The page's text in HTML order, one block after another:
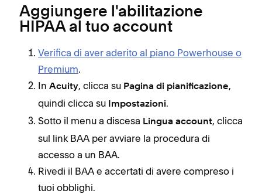
Aggiungere l'abilitazione
HIPAA al tuo account
Verifica di aver aderito al piano Powerhouse o
Premium.
In Acuity, clicca su Pagina di pianificazione,
quindi clicca su
Impostazioni.
Sotto il menu a discesa Lingua account, clicca
sul link BAA per avviare la procedura di
accesso a un BAA.
Rivedi il BAA e accertati di avere compreso i
tuoi obblighi.